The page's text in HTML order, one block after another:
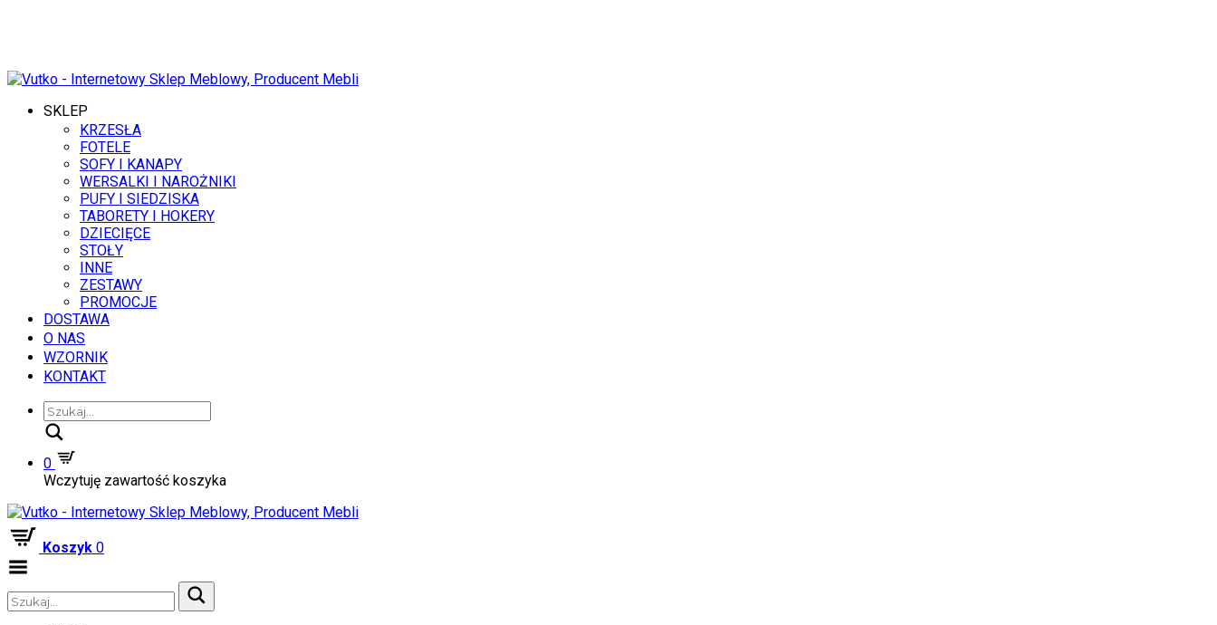
SKLEP
KRZESŁA
FOTELE
SOFY I KANAPY
WERSALKI I NAROŻNIKI
PUFY I SIEDZISKA
TABORETY I HOKERY
DZIECIĘCE
STOŁY
INNE
ZESTAWY
PROMOCJE
DOSTAWA
O NAS
WZORNIK
KONTAKT
0
Wczytuję zawartość koszyka
Koszyk 0